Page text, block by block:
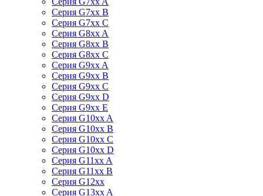
Серия G7xx B
Серия G7xx C
Серия G8xx A
Серия G8xx B
Серия G8xx C
Серия G9xx A
Серия G9xx B
Серия G9xx C
Серия G9xx D
Серия G9xx E
Серия G10xx A
Серия G10xx B
Серия G10xx C
Серия G10xx D
Серия G11xx A
Серия G11xx B
Серия G12xx
Серия G13xx A